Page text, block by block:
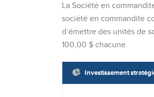
La Société en
société en commandite
d’émettre des unités de
100,00 $ chacune.
Investissement